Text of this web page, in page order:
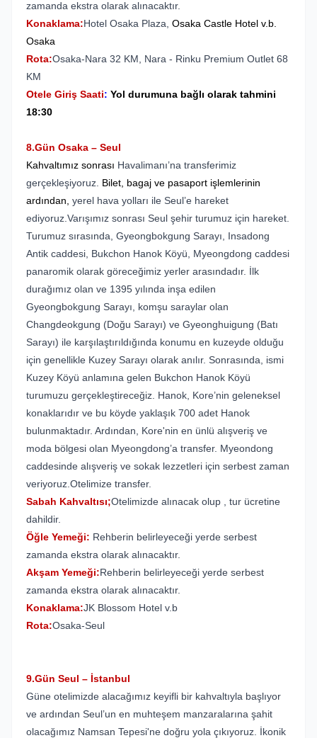
zamanda ekstra olarak alınacaktır.
Konaklama:Hotel Osaka Plaza, Osaka Castle Hotel v.b.
Osaka
Rota:Osaka-Nara 32 KM, Nara - Rinku Premium Outlet 68
KM
Otele Giriş Saati: Yol durumuna bağlı olarak tahmini
18:30
8.Gün Osaka – Seul
Kahvaltımız sonrası Havalimanı’na transferimiz
gerçekleşiyoruz. Bilet, bagaj ve pasaport işlemlerinin
ardından, yerel hava yolları ile Seul’e hareket
ediyoruz.Varışımız sonrası Seul şehir turumuz için hareket.
Turumuz sırasında, Gyeongbokgung Sarayı, Insadong
Antik caddesi, Bukchon Hanok Köyü, Myeongdong caddesi
panaromik olarak göreceğimiz yerler arasındadır. İlk
durağımız olan ve 1395 yılında inşa edilen
Gyeongbokgung Sarayı, komşu saraylar olan
Changdeokgung (Doğu Sarayı) ve Gyeonghuigung (Batı
Sarayı) ile karşılaştırıldığında konumu en kuzeyde olduğu
için genellikle Kuzey Sarayı olarak anılır. Sonrasında, ismi
Kuzey Köyü anlamına gelen Bukchon Hanok Köyü
turumuzu gerçekleştireceğiz. Hanok, Kore’nin geleneksel
konaklarıdır ve bu köyde yaklaşık 700 adet Hanok
bulunmaktadır. Ardından, Kore'nin en ünlü alışveriş ve
moda bölgesi olan Myeongdong’a transfer. Myeondong
caddesinde alışveriş ve sokak lezzetleri için serbest zaman
veriyoruz.Otelimize transfer.
Sabah Kahvaltısı;Otelimizde alınacak olup , tur ücretine
dahildir.
Öğle Yemeği: Rehberin belirleyeceği yerde serbest
zamanda ekstra olarak alınacaktır.
Akşam Yemeği:Rehberin belirleyeceği yerde serbest
zamanda ekstra olarak alınacaktır.
Konaklama:JK Blossom Hotel v.b
Rota:Osaka-Seul
9.Gün Seul – İstanbul
Güne otelimizde alacağımız keyifli bir kahvaltıyla başlıyor
ve ardından Seul’un en muhteşem manzaralarına şahit
olacağımız Namsan Tepesi'ne doğru yola çıkıyoruz. İkonik